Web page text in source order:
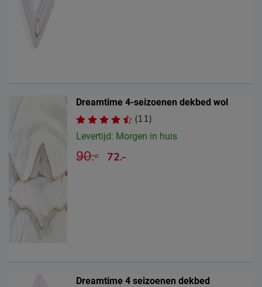
Dreamtime 4-seizoenen dekbed wol
(11)
Levertijd: Morgen in huis
90.- 72.-
Dreamtime 4 seizoenen dekbed